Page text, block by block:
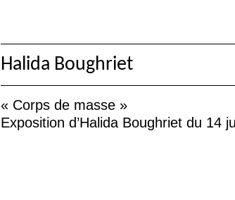
Halida Boughriet
« Corps de masse »
Exposition d’Halida Boughriet du 14